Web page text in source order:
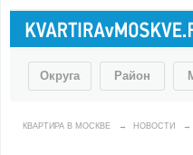
Округа Район
КВАРТИРА В МОСКВЕ → НОВОСТИ →